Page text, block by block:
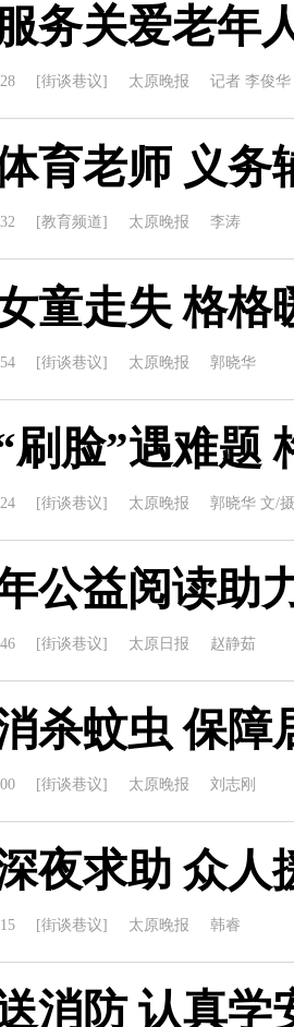
务关爱老年
[街谈巷议] 太原晚报 记者 李俊
育老师 义务
[教育频道] 太原晚报 李涛
童走失 格格
[街谈巷议] 太原晚报 郭晓华
刷脸”遇难题
[街谈巷议] 太原晚报 郭晓华 文/摄
公益阅读助
[街谈巷议] 太原日报 赵静茹
杀蚊虫 保障
[街谈巷议] 太原晚报 刘志刚
夜求助 众人
[街谈巷议] 太原晚报 韩睿
消防 认真学